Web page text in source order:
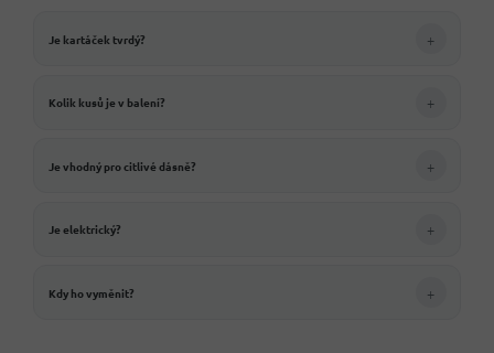
Je kartáček tvrdý? +
Kolik kusů je v balení? +
Je vhodný pro citlivé dásně? +
Je elektrický? +
Kdy ho vyměnit? +